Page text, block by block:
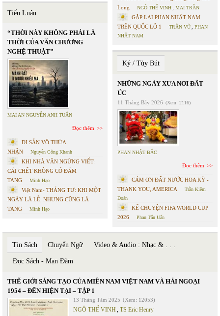
Tiểu Luận
“THỜI NÀY KHÔNG PHẢI LÀ
THỜI CỦA VĂN CHƯƠNG
NGHỆ THUẬT”
MAI AN NGUYỄN ANH TUẤN
Đọc thêm
DI SẢN VÔ THỪA
NHẬN
Nguyễn Công Khanh
KHI NHÀ VĂN NGỪNG VIẾT:
CÁI CHẾT KHÔNG CÓ ĐÁM
TANG
Minh Hạo
Việt Nam- THÁNG TƯ: KHI MỘT
NGÀY LÀ LỄ, NHƯNG CŨNG LÀ
TANG
Minh Hạo
Long
NGÔ THẾ VINH, MAI TRẦN
GẶP LẠI PHAN NHẬT NAM
TRÊN QUỐC LỘ 1
TRẦN VŨ, PHAN
NHẬT NAM
Ký / Tùy Bút
NHỮNG NGÀY XƯA NƠI ĐẤT
ÚC
11 Tháng Bảy 2026 (Xem: 2116)
PHAN NHẬT BẮC
Đọc thêm
CÁM ƠN ĐẤT NƯỚC HOA KỲ -
THANK YOU, AMERICA
Trần Kiêm
Đoàn
KỂ CHUYỆN FIFA WORLD CUP
2026
Phan Tấn Uẩn
Tin Sách Chuyển Ngữ Video & Audio : Nhạc & . . .
Đọc Sách - Mạn Đàm
THẾ GIỚI SÁNG TẠO CỦA MIỀN NAM VIỆT NAM VÀ HẢI NGOẠI
1954 – ĐẾN HIỆN TẠI – TẬP 1
13 Tháng Tám 2025 (Xem: 12053)
NGÔ THẾ VINH, TS Eric Henry